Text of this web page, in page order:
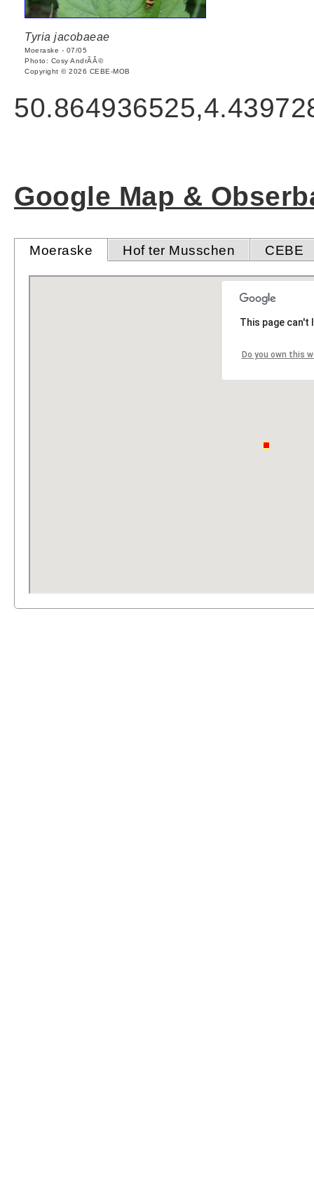
Tyria jacobaeae
Moeraske - 07/05
Photo: Cosy AndrÃÂ©
Copyright © 2026 CEBE-MOB
Google Map &
Moeraske Hof ter Musschen CEBE